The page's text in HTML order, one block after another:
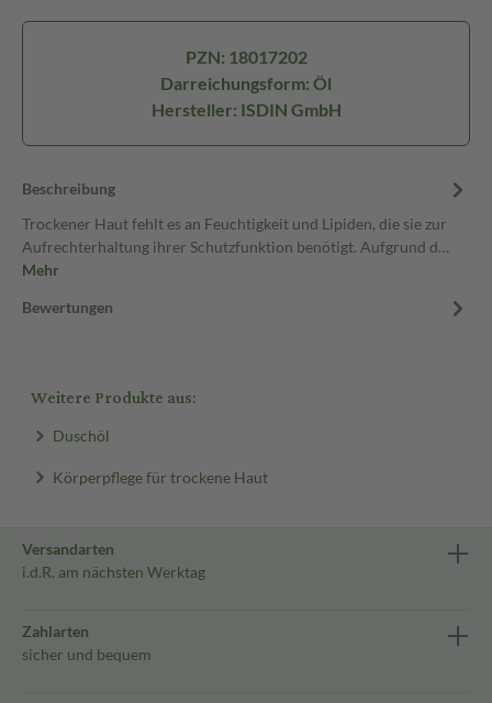
PZN: 18017202
Darreichungsform: Öl
Hersteller: ISDIN GmbH
Beschreibung
Trockener Haut fehlt es an Feuchtigkeit und Lipiden, die sie zur
Aufrechterhaltung ihrer Schutzfunktion benötigt. Aufgrund d…
Mehr
Bewertungen
Weitere Produkte aus:
Duschöl
Körperpflege für trockene Haut
Versandarten
i.d.R. am nächsten Werktag
Zahlarten
sicher und bequem